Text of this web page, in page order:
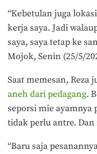
“Kebetulan juga
kerja saya. Jadi
saya, saya tetap ke
Mojok, Senin (25/5/
Saat memesan, Reza
aneh dari pedagang.
seporsi mie ayamnya
tidak perlu antre.
“Baru saja